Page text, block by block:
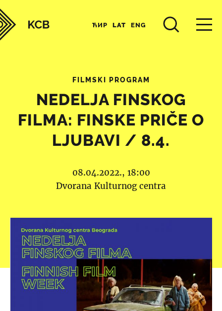
ЋИР LAT ENG
FILMSKI PROGRAM
NEDELJA FINSKOG
FILMA: FINSKE PRIČE O
LJUBAVI / 8.4.
08.04.2022., 18:00
Dvorana Kulturnog centra